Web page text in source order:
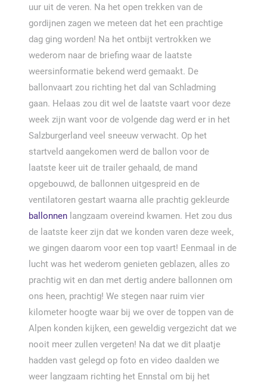
uur uit de veren. Na het open trekken van de
gordijnen zagen we meteen dat het een prachtige
dag ging worden! Na het ontbijt vertrokken we
wederom naar de briefing waar de laatste
weersinformatie bekend werd gemaakt. De
ballonvaart zou richting het dal van Schladming
gaan. Helaas zou dit wel de laatste vaart voor deze
week zijn want voor de volgende dag werd er in het
Salzburgerland veel sneeuw verwacht. Op het
startveld aangekomen werd de ballon voor de
laatste keer uit de trailer gehaald, de mand
opgebouwd, de ballonnen uitgespreid en de
ventilatoren gestart waarna alle prachtig gekleurde
ballonnen langzaam overeind kwamen. Het zou dus
de laatste keer zijn dat we konden varen deze week,
we gingen daarom voor een top vaart! Eenmaal in de
lucht was het wederom genieten geblazen, alles zo
prachtig wit en dan met dertig andere ballonnen om
ons heen, prachtig! We stegen naar ruim vier
kilometer hoogte waar bij we over de toppen van de
Alpen konden kijken, een geweldig vergezicht dat we
nooit meer zullen vergeten! Na dat we dit plaatje
hadden vast gelegd op foto en video daalden we
weer langzaam richting het Ennstal om bij het